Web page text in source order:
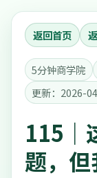
返回首页
5分钟商学院
更新：2026-
115｜
题，